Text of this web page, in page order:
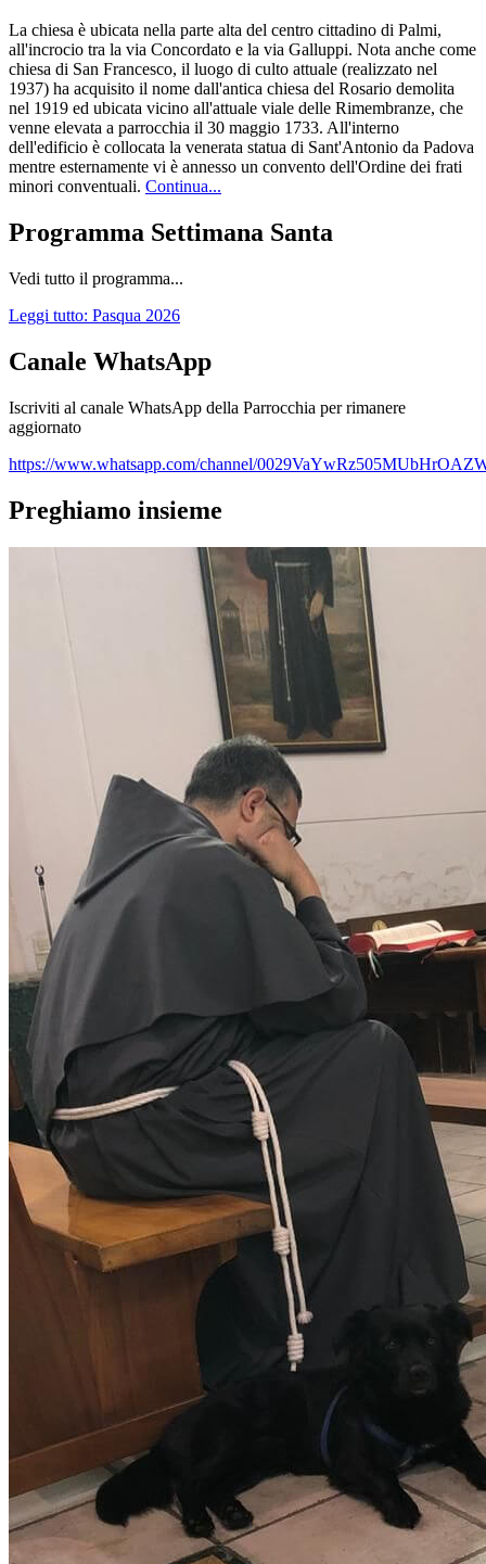
La chiesa è ubicata nella parte alta del centro cittadino di Palmi,
all'incrocio tra la via Concordato e la via Galluppi. Nota anche come
chiesa di San Francesco, il luogo di culto attuale (realizzato nel
1937) ha acquisito il nome dall'antica chiesa del Rosario demolita
nel 1919 ed ubicata vicino all'attuale viale delle Rimembranze, che
venne elevata a parrocchia il 30 maggio 1733. All'interno
dell'edificio è collocata la venerata statua di Sant'Antonio da Padova
mentre esternamente vi è annesso un convento dell'Ordine dei frati
minori conventuali. Continua...
Programma Settimana Santa
Vedi tutto il programma...
Leggi tutto: Pasqua 2026
Canale WhatsApp
Iscriviti al canale WhatsApp della Parrocchia per rimanere
aggiornato
https://www.whatsapp.com/channel/
Preghiamo insieme